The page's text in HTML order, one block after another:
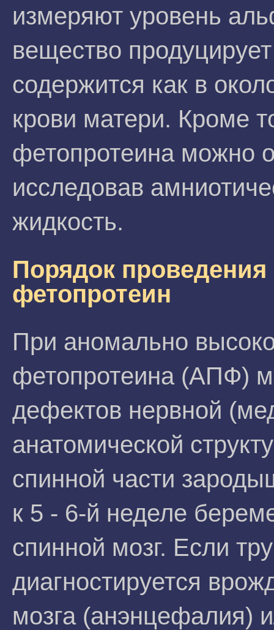
измеряют уровень
вещество
содержится как в
крови матери. Кроме
фетопротеина можно
исследовав
жидкость.
Порядок
фетопротеин
При аномально
фетопротеина (АПФ)
дефектов нервной
анатомической
спинной части
к 5 - 6-й неделе
спинной мозг. Если
диагностируется
мозга (анэнцефалия)